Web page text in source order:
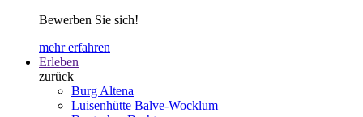
Bewerben Sie sich!
mehr erfahren
Erleben
zurück
Burg Altena
Luisenhütte Balve-Wocklum